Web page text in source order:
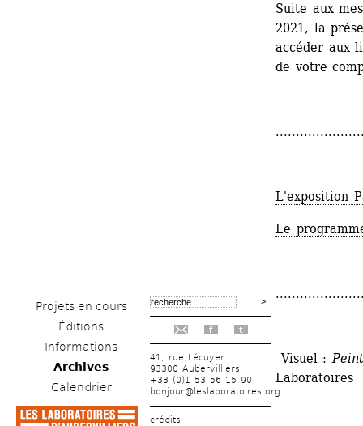
Projets en cours
Éditions
Informations
Archives
Calendrier
f t
41, rue Lécuyer
93300 Aubervilliers
+33 (0)1 53 56 15 90
bonjour@leslaboratoires.org
crédits
Suite aux
2021, la
accéder aux
de votre
L'exposition
Le
Visuel :
Laboratoires